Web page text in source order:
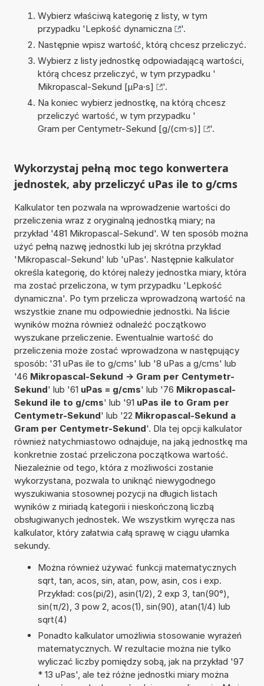
Wybierz właściwą kategorię z listy, w tym
przypadku 'Lepkość dynamiczna
'.
Następnie wpisz wartość, którą chcesz przeliczyć.
Wybierz z listy jednostkę odpowiadającą wartości,
którą chcesz przeliczyć, w tym przypadku '
Mikropascal-Sekund [µPa·s]
'.
Na koniec wybierz jednostkę, na którą chcesz
przeliczyć wartość, w tym przypadku '
Gram per Centymetr-Sekund [g/(cm·s)]
'.
Wykorzystaj pełną moc tego konwertera
jednostek, aby przeliczyć uPas ile to g/cms
Kalkulator ten pozwala na wprowadzenie wartości do
przeliczenia wraz z oryginalną jednostką miary; na
przykład '481 Mikropascal-Sekund'. W ten sposób można
użyć pełną nazwę jednostki lub jej skrótna przykład
'Mikropascal-Sekund' lub 'uPas'. Następnie kalkulator
określa kategorię, do której należy jednostka miary, która
ma zostać przeliczona, w tym przypadku 'Lepkość
dynamiczna'. Po tym przelicza wprowadzoną wartość na
wszystkie znane mu odpowiednie jednostki. Na liście
wyników można również odnaleźć początkowo
wyszukane przeliczenie. Ewentualnie wartość do
przeliczenia może zostać wprowadzona w następujący
sposób: '31 uPas ile to g/cms' lub '8 uPas a g/cms' lub
'46 Mikropascal-Sekund -> Gram per Centymetr-
Sekund' lub '61 uPas = g/cms' lub '76 Mikropascal-
Sekund ile to g/cms' lub '91 uPas ile to Gram per
Centymetr-Sekund' lub '22 Mikropascal-Sekund a
Gram per Centymetr-Sekund'. Dla tej opcji kalkulator
również natychmiastowo odnajduje, na jaką jednostkę ma
konkretnie zostać przeliczona początkowa wartość.
Niezależnie od tego, która z możliwości zostanie
wykorzystana, pozwala to uniknąć niewygodnego
wyszukiwania stosownej pozycji na długich listach
wyników z miriadą kategorii i nieskończoną liczbą
obsługiwanych jednostek. We wszystkim wyręcza nas
kalkulator, który załatwia całą sprawę w ciągu ułamka
sekundy.
Można również używać funkcji matematycznych
sqrt, tan, acos, sin, atan, pow, asin, cos i exp.
Przykład: cos(pi/2), asin(1/2), 2 exp 3, tan(90°),
sin(π/2), 3 pow 2, acos(1), sin(90), atan(1/4) lub
sqrt(4)
Ponadto kalkulator umożliwia stosowanie wyrażeń
matematycznych. W rezultacie można nie tylko
wyliczać liczby pomiędzy sobą, jak na przykład '97
* 13 uPas', ale też różne jednostki miary można